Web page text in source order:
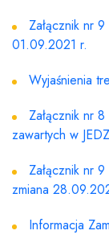
Załącznik nr
01.09.2021 r.
Wyjaśnienia
Załącznik nr
zawartych w
Załącznik nr
zmiana
Informacja